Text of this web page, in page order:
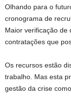
Olhando para o
cronograma de
Maior verificação de
contratações que
Os recursos estão
trabalho. Mas esta
gestão da crise